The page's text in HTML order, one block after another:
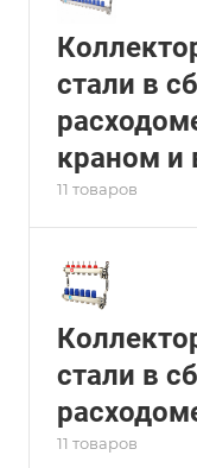
стали в
краном и
11 товаров
стали в
11 товаров